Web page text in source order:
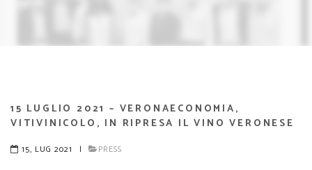
15 LUGLIO 2021 – VERONAECONOMIA,
VITIVINICOLO, IN RIPRESA IL VINO VERONESE
15, LUG 2021 | PRESS